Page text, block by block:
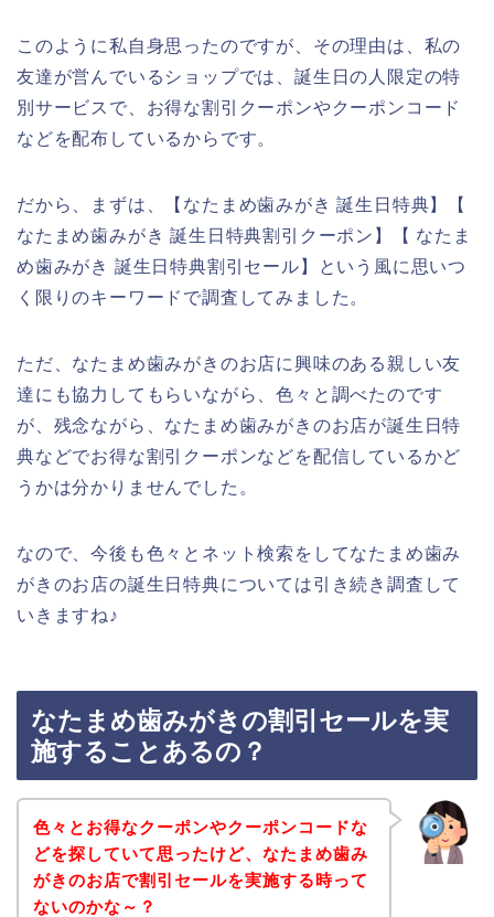
このように私自身思ったのですが、その理由は、私の
友達が営んでいるショップでは、誕生日の人限定の特
別サービスで、お得な割引クーポンやクーポンコード
などを配布しているからです。
だから、まずは、【なたまめ歯みがき 誕生日特典】【
なたまめ歯みがき 誕生日特典割引クーポン】【 なたま
め歯みがき 誕生日特典割引セール】という風に思いつ
く限りのキーワードで調査してみました。
ただ、なたまめ歯みがきのお店に興味のある親しい友
達にも協力してもらいながら、色々と調べたのです
が、残念ながら、なたまめ歯みがきのお店が誕生日特
典などでお得な割引クーポンなどを配信しているかど
うかは分かりませんでした。
なので、今後も色々とネット検索をしてなたまめ歯み
がきのお店の誕生日特典については引き続き調査して
いきますね♪
なたまめ歯みがきの割引セールを実
施することあるの？
色々とお得なクーポンやクーポンコードな
どを探していて思ったけど、なたまめ歯み
がきのお店で割引セールを実施する時って
ないのかな～？